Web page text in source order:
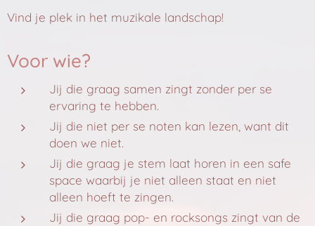
Vind je plek in het muzikale landschap!
Voor wie?
Jij die graag samen zingt zonder per se
ervaring te hebben.
Jij die niet per se noten kan lezen, want dit
doen we niet.
Jij die graag je stem laat horen in een safe
space waarbij je niet alleen staat en niet
alleen hoeft te zingen.
Jij die graag pop- en rocksongs zingt van de